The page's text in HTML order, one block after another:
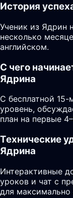
История
Ученик из Ядрин
несколько
английском.
С чего
Ядрина
С бесплатной
уровень,
план на первые
Технические
Ядрина
Интерактивные
уроков и чат с
для максимально